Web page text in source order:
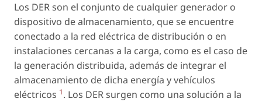
Los DER son el conjunto de cualquier generador o
dispositivo de almacenamiento, que se encuentre
conectado a la red eléctrica de distribución o en
instalaciones cercanas a la carga, como es el caso de
la generación distribuida, además de integrar el
almacenamiento de dicha energía y vehículos
eléctricos 1. Los DER surgen como una solución a la